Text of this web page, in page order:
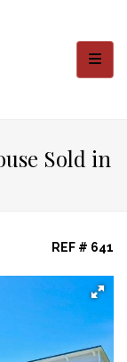
Sold in
REF # 641